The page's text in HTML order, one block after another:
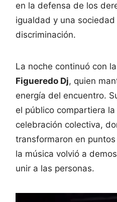
en la defensa de los
igualdad y una
discriminación.
La noche continuó con
Figueredo Dj, quien
energía del encuentro.
el público compartiera
celebración colectiva,
transformaron en
la música volvió a
unir a las personas.